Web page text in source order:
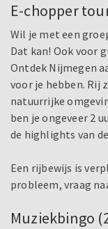
E-chopper
Wil je met een
Dat kan! Ook voor
Ontdek Nijmegen
voor je hebben. Rij
natuurrijke
ben je ongeveer 2
de highlights van
Een rijbewijs is
probleem, vraag
Muziekbingo